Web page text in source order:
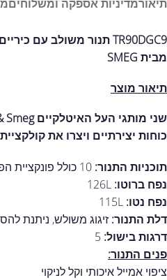
תיאורמדיניות אספקה ומשלוחים
מבית SMEG
תיאור מוצר
כוחות יצירתיים ויצרו את
תוכניות התנור:
נפח ברוטו:
נפח נטו:
דלת התנור: זיגוג משולש, ניתנת
דרגות בישול:
פנים התנור:
ציפוי אמייל איכותי וקל לניקוי